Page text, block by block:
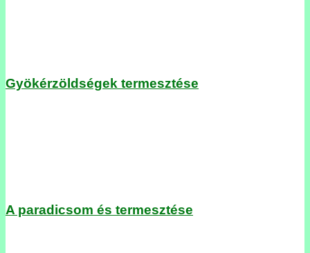
Gyökérzöldségek termesztése
A paradicsom és termesztése